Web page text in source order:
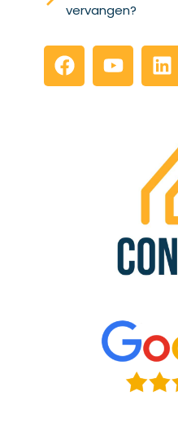
vervangen?